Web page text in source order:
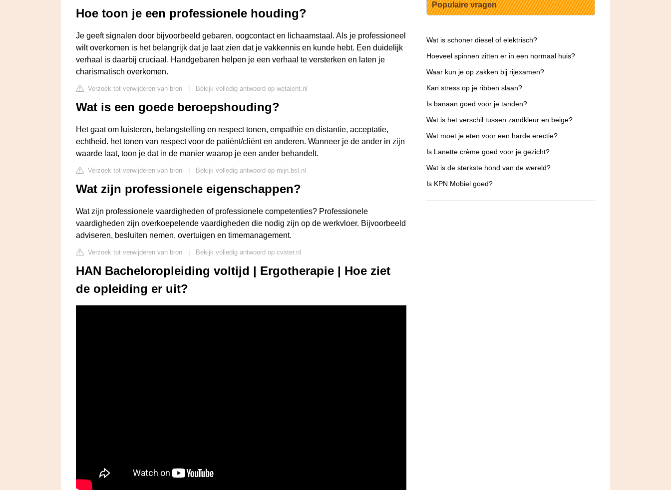
Hoe toon je een professionele houding?
Je geeft signalen door bijvoorbeeld gebaren, oogcontact en lichaamstaal. Als je professioneel
wilt overkomen is het belangrijk dat je laat zien dat je vakkennis en kunde hebt. Een duidelijk
verhaal is daarbij cruciaal. Handgebaren helpen je een verhaal te versterken en laten je
charismatisch overkomen.
Verzoek tot verwijderen van bron Bekijk volledig antwoord op wetalent.nl
Wat is een goede beroepshouding?
Het gaat om luisteren, belangstelling en respect tonen, empathie en distantie, acceptatie,
echtheid. het tonen van respect voor de patiënt/cliënt en anderen. Wanneer je de ander in zijn
waarde laat, toon je dat in de manier waarop je een ander behandelt.
Verzoek tot verwijderen van bron Bekijk volledig antwoord op mijn.bsl.nl
Wat zijn professionele eigenschappen?
Wat zijn professionele vaardigheden of professionele competenties? Professionele
vaardigheden zijn overkoepelende vaardigheden die nodig zijn op de werkvloer. Bijvoorbeeld
adviseren, besluiten nemen, overtuigen en timemanagement.
Verzoek tot verwijderen van bron Bekijk volledig antwoord op cvster.nl
HAN Bacheloropleiding voltijd | Ergotherapie | Hoe ziet
de opleiding er uit?
Populaire vragen
Wat is schoner diesel of elektrisch?
Hoeveel spinnen zitten er in een normaal huis?
Waar kun je op zakken bij rijexamen?
Kan stress op je ribben slaan?
Is banaan goed voor je tanden?
Wat is het verschil tussen zandkleur en beige?
Wat moet je eten voor een harde erectie?
Is Lanette crème goed voor je gezicht?
Wat is de sterkste hond van de wereld?
Is KPN Mobiel goed?